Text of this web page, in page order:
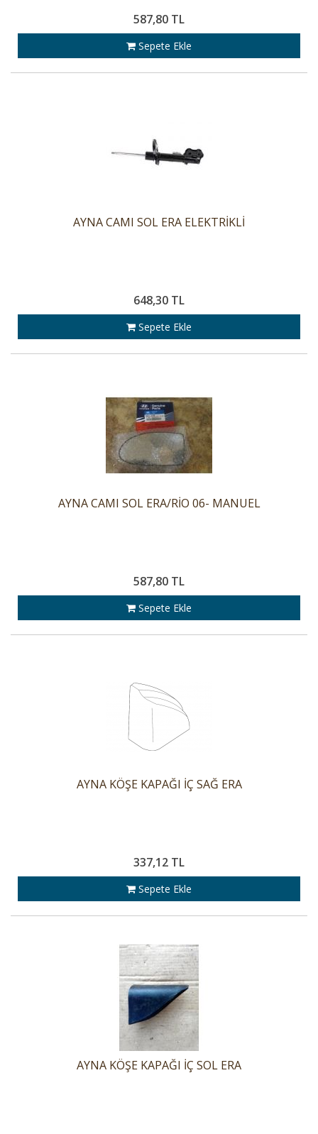
587,80 TL
Sepete Ekle
AYNA CAMI SOL ERA ELEKTRİKLİ
648,30 TL
Sepete Ekle
AYNA CAMI SOL ERA/RİO 06- MANUEL
587,80 TL
Sepete Ekle
AYNA KÖŞE KAPAĞI İÇ SAĞ ERA
337,12 TL
Sepete Ekle
AYNA KÖŞE KAPAĞI İÇ SOL ERA